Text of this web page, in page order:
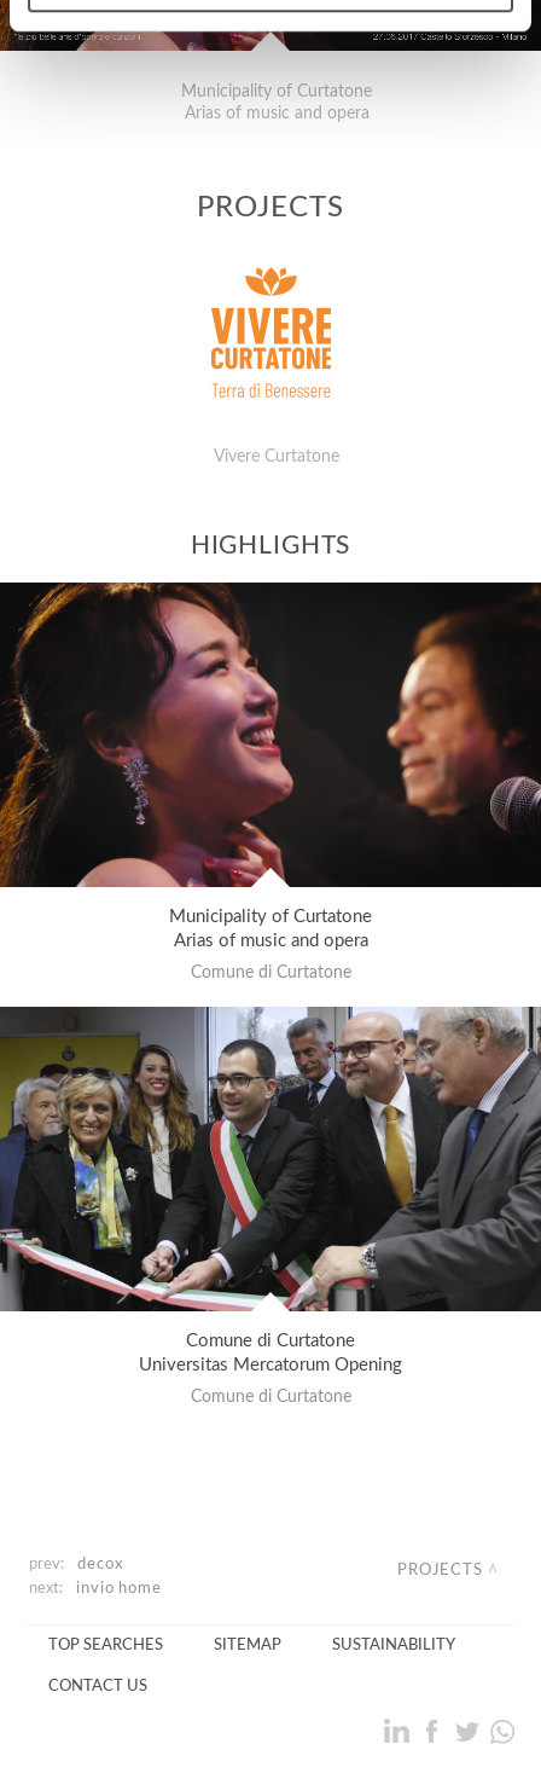
Municipality of Curtatone
Arias of music and opera
PROJECTS
Vivere Curtatone
HIGHLIGHTS
Municipality of Curtatone
Arias of music and opera
Comune di Curtatone
Comune di Curtatone
Universitas Mercatorum Opening
Comune di Curtatone
prev:
decox
next:
invio home
PROJECTS
TOP SEARCHES SITEMAP SUSTAINABILITY
CONTACT US